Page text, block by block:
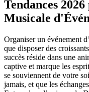
Tendances
Musicale
Organiser un événement
que disposer des
succès réside dans une
captive et marque les
se souviennent de votre
jamais, et que les